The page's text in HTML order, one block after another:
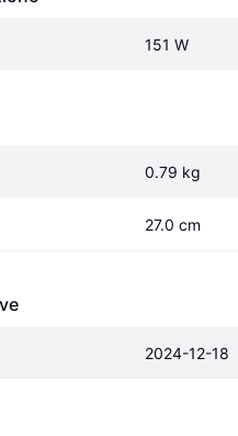
151 W
0.79 kg
27.0 cm
2024-12-18